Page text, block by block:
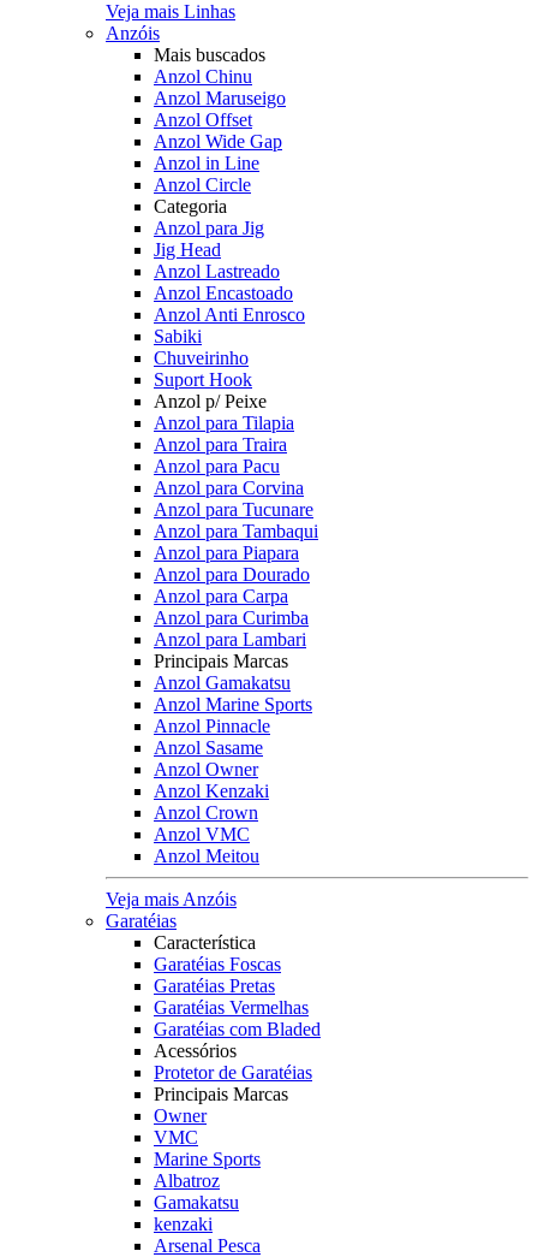
Veja mais Linhas
Anzóis
Mais buscados
Anzol Chinu
Anzol Maruseigo
Anzol Offset
Anzol Wide Gap
Anzol in Line
Anzol Circle
Categoria
Anzol para Jig
Jig Head
Anzol Lastreado
Anzol Encastoado
Anzol Anti Enrosco
Sabiki
Chuveirinho
Suport Hook
Anzol p/ Peixe
Anzol para Tilapia
Anzol para Traira
Anzol para Pacu
Anzol para Corvina
Anzol para Tucunare
Anzol para Tambaqui
Anzol para Piapara
Anzol para Dourado
Anzol para Carpa
Anzol para Curimba
Anzol para Lambari
Principais Marcas
Anzol Gamakatsu
Anzol Marine Sports
Anzol Pinnacle
Anzol Sasame
Anzol Owner
Anzol Kenzaki
Anzol Crown
Anzol VMC
Anzol Meitou
Veja mais Anzóis
Garatéias
Característica
Garatéias Foscas
Garatéias Pretas
Garatéias Vermelhas
Garatéias com Bladed
Acessórios
Protetor de Garatéias
Principais Marcas
Owner
VMC
Marine Sports
Albatroz
Gamakatsu
kenzaki
Arsenal Pesca